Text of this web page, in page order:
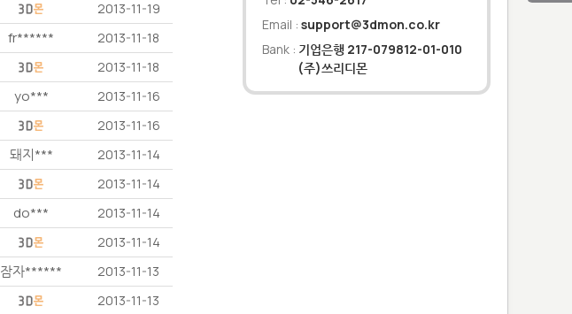
2013-11-19
fr****** 2013-11-18
2013-11-18
yo*** 2013-11-16
2013-11-16
돼지*** 2013-11-14
2013-11-14
do*** 2013-11-14
2013-11-14
잠자****** 2013-11-13
2013-11-13
Email : support@3dmon.co.kr
Bank : 기업은행 217-079812-01-010
(주)쓰리디몬